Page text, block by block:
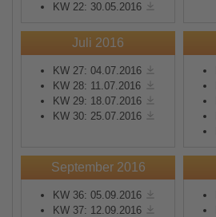
KW 22: 30.05.2016
Juli 2016
KW 27: 04.07.2016
KW 28: 11.07.2016
KW 29: 18.07.2016
KW 30: 25.07.2016
September 2016
KW 36: 05.09.2016
KW 37: 12.09.2016